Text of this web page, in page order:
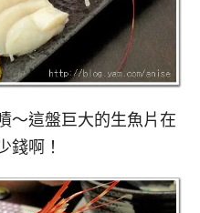
～這盤巨大的生魚片在
錢啊！